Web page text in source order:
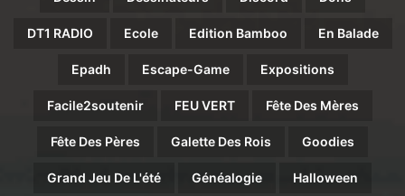
DT1 RADIO Ecole Edition Bamboo En Balade
Epadh Escape-Game Expositions
Facile2soutenir FEU VERT Fête Des Mères
Fête Des Pères Galette Des Rois Goodies
Grand Jeu De L'été Généalogie Halloween